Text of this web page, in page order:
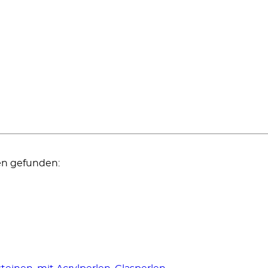
gefunden: